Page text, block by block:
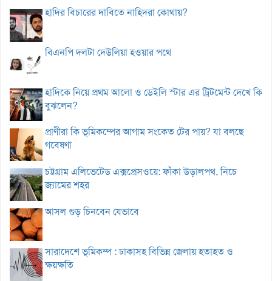
হাদির বিচারের দাবিতে নাহিদরা কোথায়?
বিএনপি দলটা দেউলিয়া হওয়ার পথে
হাদিকে নিয়ে প্রথম আলো ও ডেইলি স্টার এর ট্রিটমেন্ট দেখে কি
বুঝলেন?
প্রাণীরা কি ভূমিকম্পের আগাম সংকেত টের পায়? যা বলছে
গবেষণা
চট্টগ্রাম এলিভেটেড এক্সপ্রেসওয়ে: ফাঁকা উড়ালপথ, নিচে
জ্যামের শহর
আসল গুড় চিনবেন যেভাবে
সারাদেশে ভূমিকম্প : ঢাকাসহ বিভিন্ন জেলায় হতাহত ও
ক্ষয়ক্ষতি